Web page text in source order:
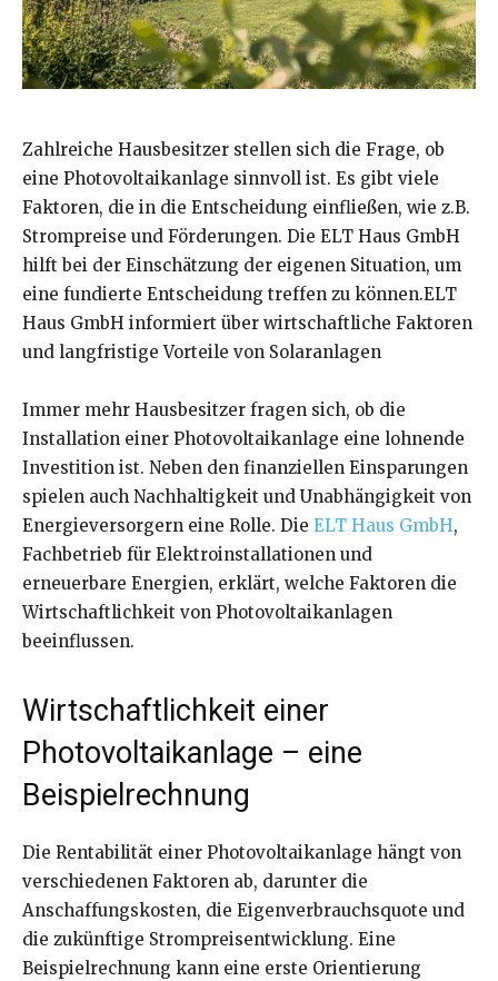
Zahlreiche Hausbesitzer stellen sich die Frage, ob
eine Photovoltaikanlage sinnvoll ist. Es gibt viele
Faktoren, die in die Entscheidung einfließen, wie z.B.
Strompreise und Förderungen. Die ELT Haus GmbH
hilft bei der Einschätzung der eigenen Situation, um
eine fundierte Entscheidung treffen zu können.ELT
Haus GmbH informiert über wirtschaftliche Faktoren
und langfristige Vorteile von Solaranlagen
Immer mehr Hausbesitzer fragen sich, ob die
Installation einer Photovoltaikanlage eine lohnende
Investition ist. Neben den finanziellen Einsparungen
spielen auch Nachhaltigkeit und Unabhängigkeit von
Energieversorgern eine Rolle. Die ELT Haus GmbH,
Fachbetrieb für Elektroinstallationen und
erneuerbare Energien, erklärt, welche Faktoren die
Wirtschaftlichkeit von Photovoltaikanlagen
beeinflussen.
Wirtschaftlichkeit einer
Photovoltaikanlage – eine
Beispielrechnung
Die Rentabilität einer Photovoltaikanlage hängt von
verschiedenen Faktoren ab, darunter die
Anschaffungskosten, die Eigenverbrauchsquote und
die zukünftige Strompreisentwicklung. Eine
Beispielrechnung kann eine erste Orientierung